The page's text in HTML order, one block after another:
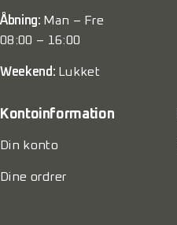
Åbning: Man – Fre
08:00 – 16:00
Weekend: Lukket
Kontoinformation
Din konto
Dine ordrer